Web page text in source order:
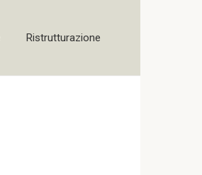
Ristrutturazione